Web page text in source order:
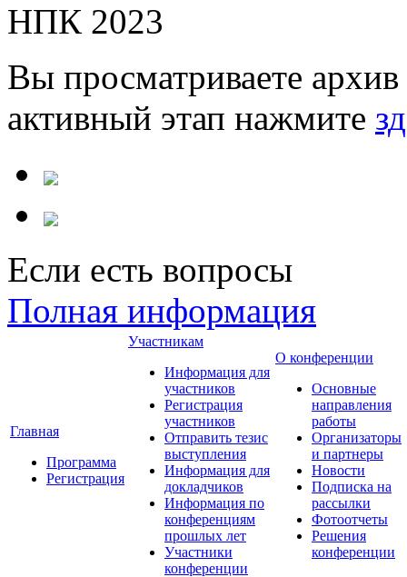
НПК 2023
Вы просматриваете
активный этап нажмите
Если есть вопросы
Полная информация
Главная
Программа
Регистрация
Участникам
Информация для
участников
Регистрация
участников
Отправить тезис
выступления
Информация для
докладчиков
Информация по
конференциям
прошлых лет
Участники
конференции
О конференции
Основные
направления
работы
Организаторы
и партнеры
Новости
Подписка на
рассылки
Фотоотчеты
Решения
конференции